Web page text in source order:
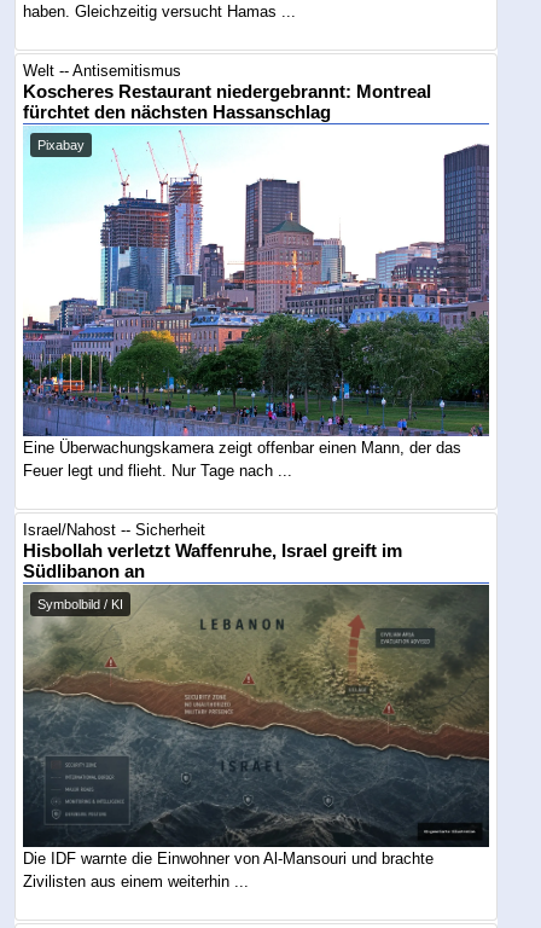
haben. Gleichzeitig versucht Hamas ...
Welt -- Antisemitismus
Koscheres Restaurant niedergebrannt: Montreal
fürchtet den nächsten Hassanschlag
Pixabay
Eine Überwachungskamera zeigt offenbar einen Mann, der das
Feuer legt und flieht. Nur Tage nach ...
Israel/Nahost -- Sicherheit
Hisbollah verletzt Waffenruhe, Israel greift im
Südlibanon an
Symbolbild / KI
Die IDF warnte die Einwohner von Al-Mansouri und brachte
Zivilisten aus einem weiterhin ...